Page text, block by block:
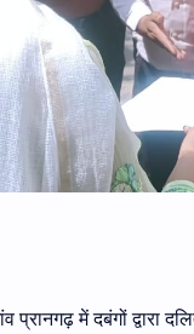
प्रानगढ़ में दबंगों द्वारा